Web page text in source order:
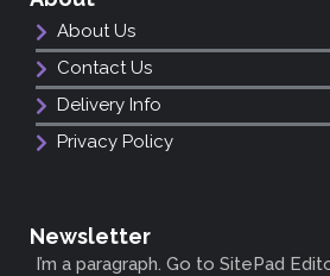
About Us
Contact Us
Delivery Info
Privacy Policy
Newsletter
I’m a paragraph. Go to SitePad